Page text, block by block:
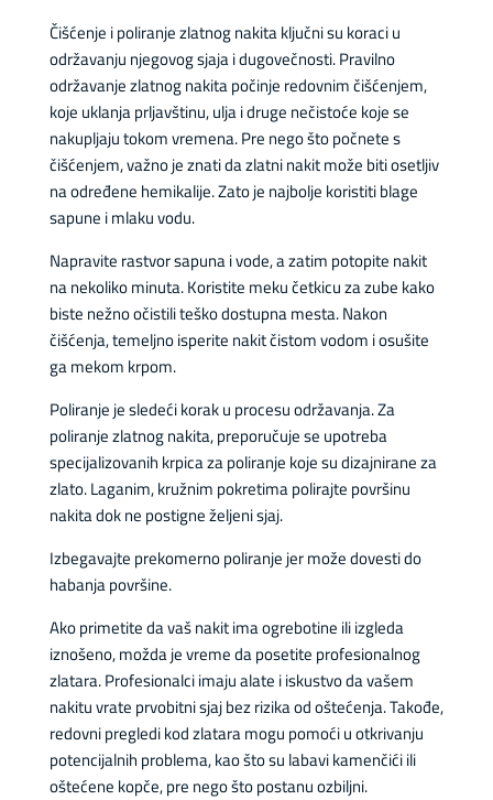
Čišćenje i poliranje zlatnog nakita ključni su koraci u
održavanju njegovog sjaja i dugovečnosti. Pravilno
održavanje zlatnog nakita počinje redovnim čišćenjem,
koje uklanja prljavštinu, ulja i druge nečistoće koje se
nakupljaju tokom vremena. Pre nego što počnete s
čišćenjem, važno je znati da zlatni nakit može biti osetljiv
na određene hemikalije. Zato je najbolje koristiti blage
sapune i mlaku vodu.
Napravite rastvor sapuna i vode, a zatim potopite nakit
na nekoliko minuta. Koristite meku četkicu za zube kako
biste nežno očistili teško dostupna mesta. Nakon
čišćenja, temeljno isperite nakit čistom vodom i osušite
ga mekom krpom.
Poliranje je sledeći korak u procesu održavanja. Za
poliranje zlatnog nakita, preporučuje se upotreba
specijalizovanih krpica za poliranje koje su dizajnirane za
zlato. Laganim, kružnim pokretima polirajte površinu
nakita dok ne postigne željeni sjaj.
Izbegavajte prekomerno poliranje jer može dovesti do
habanja površine.
Ako primetite da vaš nakit ima ogrebotine ili izgleda
iznošeno, možda je vreme da posetite profesionalnog
zlatara. Profesionalci imaju alate i iskustvo da vašem
nakitu vrate prvobitni sjaj bez rizika od oštećenja. Takođe,
redovni pregledi kod zlatara mogu pomoći u otkrivanju
potencijalnih problema, kao što su labavi kamenčići ili
oštećene kopče, pre nego što postanu ozbiljni.